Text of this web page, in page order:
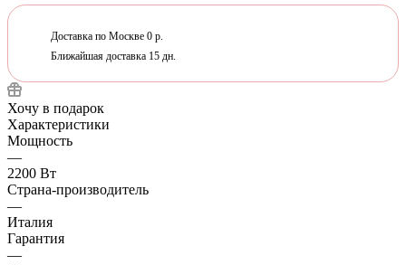
Доставка по Москве 0 р.
Ближайшая доставка 15 дн.
Хочу в подарок
Характеристики
Мощность
—
2200 Вт
Страна-производитель
—
Италия
Гарантия
—